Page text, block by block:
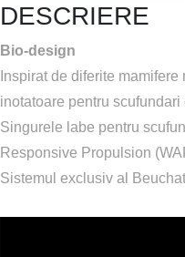
DESCRIERE
Bio-design
Inspirat de diferite
inotatoare pentru
Singurele labe pentru
Responsive Propulsion
Sistemul exclusiv al